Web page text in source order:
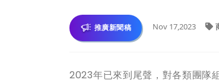
推廣新聞稿 Nov 17,2023
2023年已來到尾聲，對各類團隊